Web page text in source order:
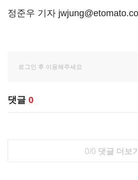
정준우 기자
댓글 0
0/0 댓글 더보기